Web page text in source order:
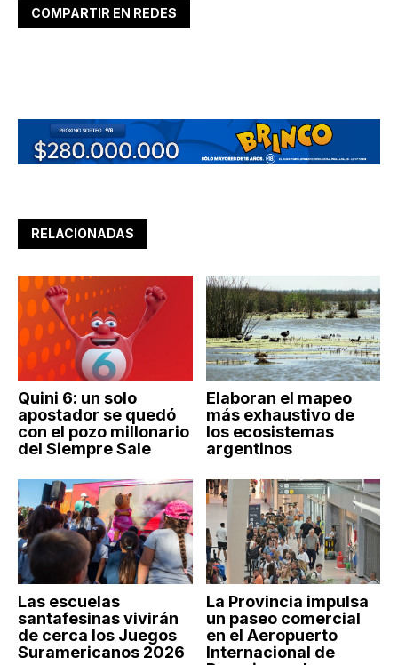
COMPARTIR EN REDES
RELACIONADAS
Quini 6: un solo
apostador se quedó
con el pozo millonario
del Siempre Sale
Elaboran el mapeo
más exhaustivo de
los ecosistemas
argentinos
Las escuelas
santafesinas vivirán
de cerca los Juegos
Suramericanos 2026
La Provincia impulsa
un paseo comercial
en el Aeropuerto
Internacional de